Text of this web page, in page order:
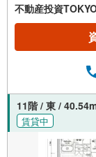
不動産投資
11階 / 東 /
賃貸中